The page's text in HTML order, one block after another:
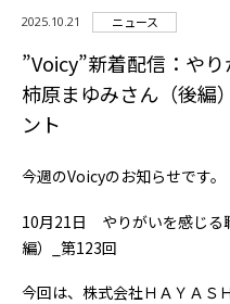
2025.10.21 ニュース
”Voicy”新着配信：や
柿原まゆみさん（後編
ント
今週のVoicyのお知らせです。
10月21日 やりがいを感じる
編）_第123回
今回は、株式会社ＨＡＹＡＳ